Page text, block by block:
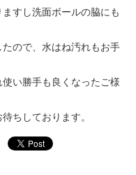
すし洗面ボールの脇にも
ので、水はね汚れもお手
い勝手も良くなったご様
ちしております。